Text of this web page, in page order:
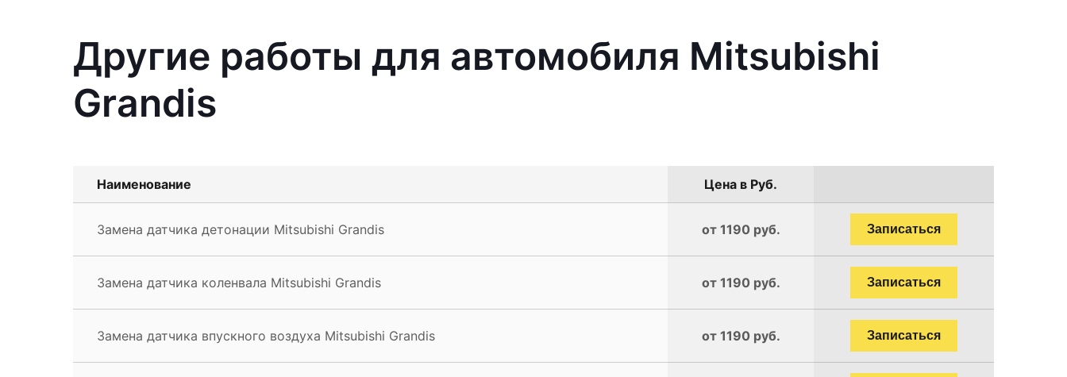
Другие работы для автомобиля Mitsubishi
Grandis
Наименование Цена в Руб.
Замена датчика детонации Mitsubishi Grandis от 1190 руб. Записаться
Замена датчика коленвала Mitsubishi Grandis от 1190 руб. Записаться
Замена датчика впускного воздуха Mitsubishi Grandis от 1190 руб. Записаться